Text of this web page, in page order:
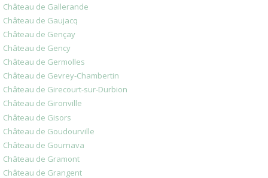
Château de Gallerande
Château de Gaujacq
Château de Gençay
Château de Gency
Château de Germolles
Château de Gevrey-Chambertin
Château de Girecourt-sur-Durbion
Château de Gironville
Château de Gisors
Château de Goudourville
Château de Gournava
Château de Gramont
Château de Grangent